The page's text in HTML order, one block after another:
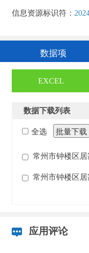
信息资源标识符：
数据项
EXCEL
数据下载列表
全选 批量下载
常州市钟楼区
常州市钟楼区
应用评论